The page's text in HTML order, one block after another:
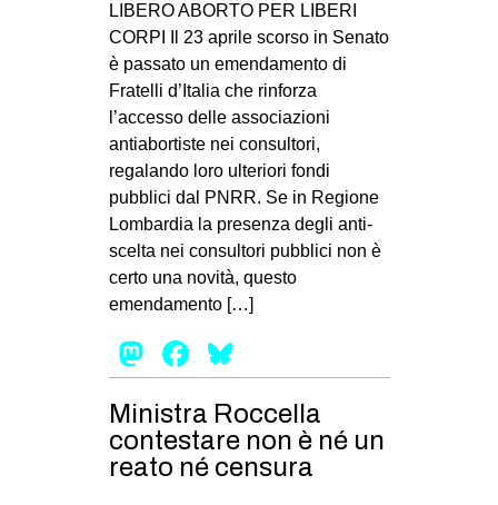
LIBERO ABORTO PER LIBERI
CORPI Il 23 aprile scorso in Senato
è passato un emendamento di
Fratelli d’Italia che rinforza
l’accesso delle associazioni
antiabortiste nei consultori,
regalando loro ulteriori fondi
pubblici dal PNRR. Se in Regione
Lombardia la presenza degli anti-
scelta nei consultori pubblici non è
certo una novità, questo
emendamento […]
Mastodon
Facebook
Ministra Roccella
contestare non è né un
reato né censura